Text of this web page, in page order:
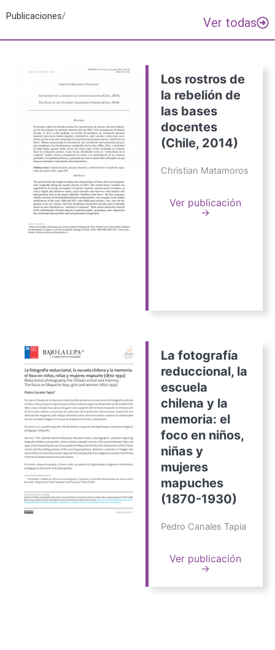
Publicaciones/ Ver todas
Los rostros de
la rebelión de
las bases
docentes
(Chile, 2014)
Christian Matamoros
Ver publicación
→
La fotografía
reduccional, la
escuela
chilena y la
memoria: el
foco en niños,
niñas y
mujeres
mapuches
(1870-1930)
Pedro Canales Tapia
Ver publicación
→